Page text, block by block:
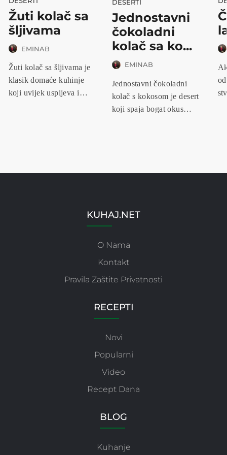
Žuti kolač sa
šljivama
EMINAB
Žuti kolač sa šljivama je
klasik domaće kuhinje
koji uvijek uspijeva i
DESERTI
Jednostavni
čokoladni
kolač sa ko...
EMINAB
Jednostavni čokoladni
kolač s kokosom je desert
koji spaja bogat okus
KUHAJ.NET
O Nama
Kontakt
Pravila Zaštite Privatnosti
RECEPTI
Novi
Popularni
Video
Recept Dana
BLOG
Kuhanje